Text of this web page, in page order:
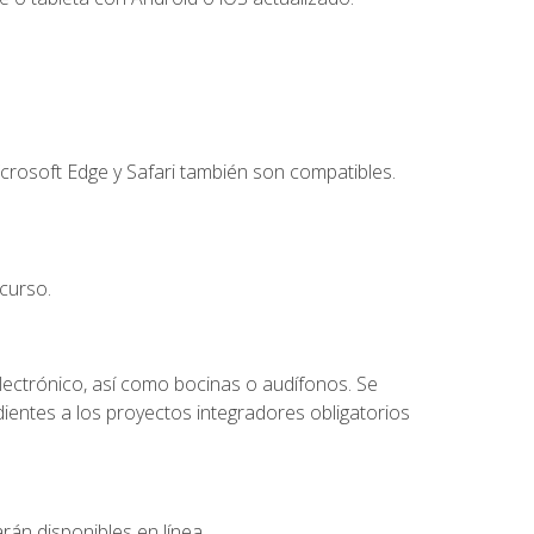
Edge y Safari también son compatibles.
así como bocinas o audífonos. Se
a los proyectos integradores obligatorios